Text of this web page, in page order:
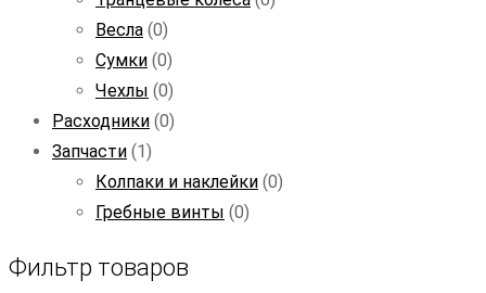
Весла (0)
Сумки (0)
Чехлы (0)
Расходники (0)
Запчасти (1)
Колпаки и наклейки (0)
Гребные винты (0)
Фильтр товаров